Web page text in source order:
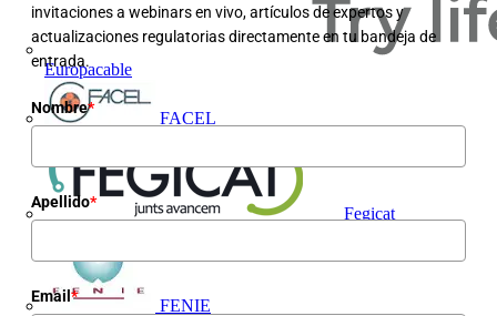
Europacable
FACEL
Fegicat
FENIE
invitaciones a webinars en vivo, artículos de expertos y
actualizaciones regulatorias directamente en tu bandeja de
entrada.
Nombre*
Apellido*
Email *